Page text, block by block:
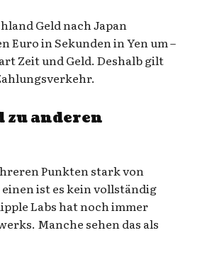
Geld nach Japan
Euro in Sekunden in Yen um –
Zeit und Geld. Deshalb gilt
zu anderen
Punkten stark von
ist es kein vollständig
Labs hat noch immer
Manche sehen das als